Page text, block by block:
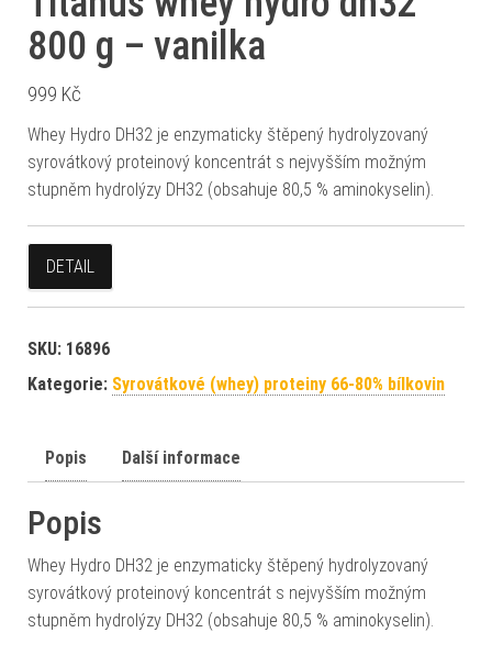
800 g – vanilka
999 Kč
Whey Hydro DH32 je enzymaticky štěpený hydrolyzovaný
syrovátkový proteinový koncentrát s nejvyšším možným
stupněm hydrolýzy DH32 (obsahuje 80,5 % aminokyselin).
DETAIL
SKU: 16896
Kategorie: Syrovátkové (whey) proteiny 66-80% bílkovin
Popis Další informace
Popis
Whey Hydro DH32 je enzymaticky štěpený hydrolyzovaný
syrovátkový proteinový koncentrát s nejvyšším možným
stupněm hydrolýzy DH32 (obsahuje 80,5 % aminokyselin).